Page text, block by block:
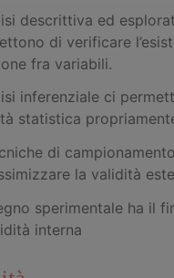
descrittiva ed
di verificare
fra variabili.
inferenziale ci
statistica
di
la validità
sperimentale ha il
interna